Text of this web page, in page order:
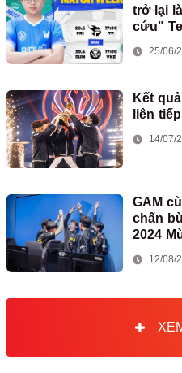
trở lại
cứu"
25/06/
Kết
liên
14/07/
GAM
chấn
2024
12/08/